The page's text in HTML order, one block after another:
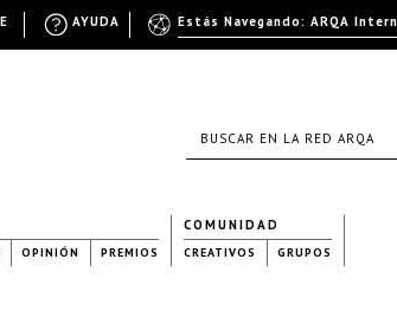
OPINIÓN PREMIOS
COMUNIDAD
CREATIVOS GRUPOS
Estás Navegando: ARQA
AYUDA